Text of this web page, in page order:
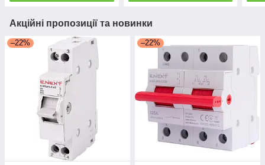
Акційні пропозиції та новинки
–22% –22%